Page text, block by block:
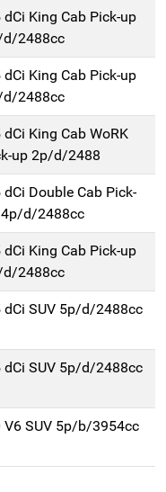
dCi King Cab Pick-up
2488cc
dCi King Cab Pick-up
2488cc
dCi King Cab WoRK
up 2p/d/2488
dCi Double Cab Pick-
d/2488cc
dCi King Cab Pick-up
2488cc
dCi SUV 5p/d/2488cc
dCi SUV 5p/d/2488cc
V6 SUV 5p/b/3954cc